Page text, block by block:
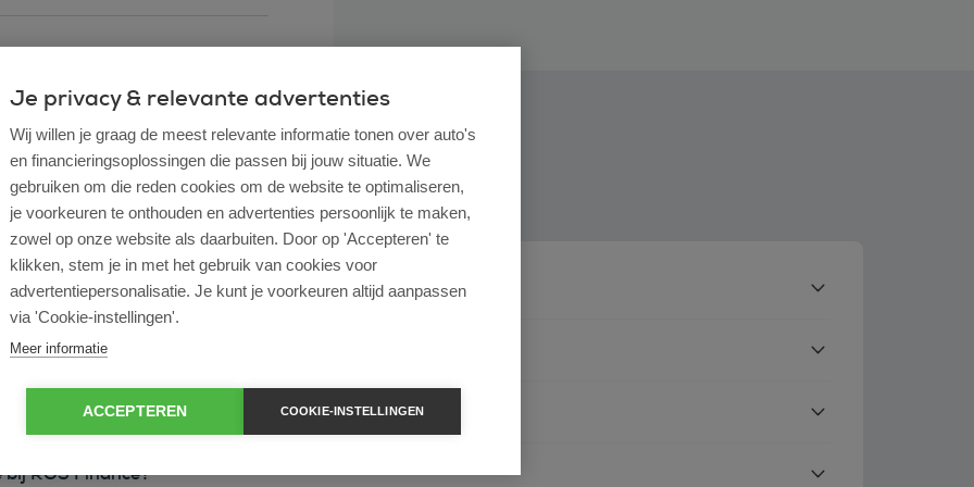
ondernemer?
operational lease?
ROS Finance?
Je privacy & relevante advertenties
Wij willen je graag de meest relevante informatie tonen over auto's
en financieringsoplossingen die passen bij jouw situatie. We
gebruiken om die reden cookies om de website te optimaliseren,
je voorkeuren te onthouden en advertenties persoonlijk te maken,
zowel op onze website als daarbuiten. Door op 'Accepteren' te
klikken, stem je in met het gebruik van cookies voor
advertentiepersonalisatie. Je kunt je voorkeuren altijd aanpassen
via 'Cookie-instellingen'.
Meer informatie
ACCEPTEREN COOKIE-INSTELLINGEN